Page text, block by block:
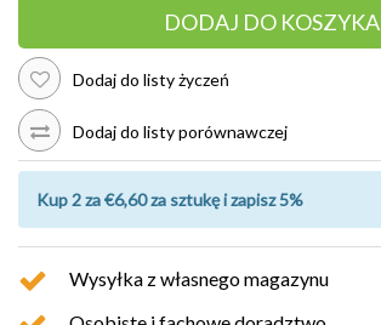
DODAJ DO KOSZYKA
Dodaj do listy życzeń
Dodaj do listy porównawczej
Kup 2 za €6,60 za sztukę i zapisz 5%
Wysyłka z własnego magazynu